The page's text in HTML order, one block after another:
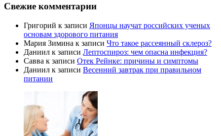
Свежие комментарии
Григорий к записи Японцы научат российских ученых
основам здорового питания
Мария Зимина к записи Что такое рассеянный склероз?
Даниил к записи Лептоспироз: чем опасна инфекция?
Савва к записи Отек Рейнке: причины и симптомы
Даниил к записи Весенний завтрак при правильном
питании